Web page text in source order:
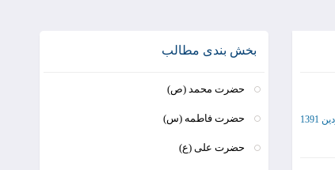
بخش بندی مطالب
حضرت محمد (ص)
حضرت فاطمه (س)
حضرت علی (ع)